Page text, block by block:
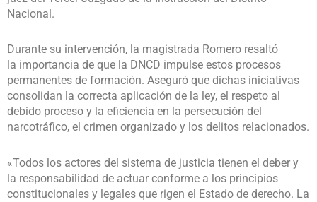
Nacional.
Durante su intervención, la magistrada Romero resaltó
la importancia de que la DNCD impulse estos procesos
permanentes de formación. Aseguró que dichas iniciativas
consolidan la correcta aplicación de la ley, el respeto al
debido proceso y la eficiencia en la persecución del
narcotráfico, el crimen organizado y los delitos relacionados.
«Todos los actores del sistema de justicia tienen el deber y
la responsabilidad de actuar conforme a los principios
constitucionales y legales que rigen el Estado de derecho. La